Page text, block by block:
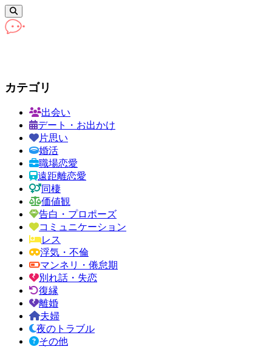
カテゴリ
出会い
デート・お出かけ
片思い
婚活
職場恋愛
遠距離恋愛
同棲
価値観
告白・プロポーズ
コミュニケーション
レス
浮気・不倫
マンネリ・倦怠期
別れ話・失恋
復縁
離婚
夫婦
夜のトラブル
その他